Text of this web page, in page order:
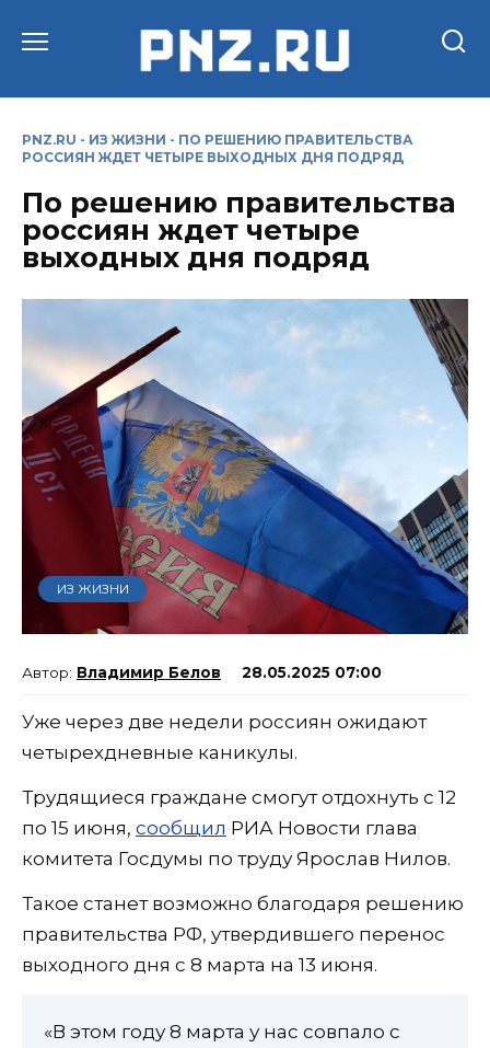
PNZ.RU - ИЗ ЖИЗНИ - ПО РЕШЕНИЮ ПРАВИТЕЛЬСТВА
РОССИЯН ЖДЕТ ЧЕТЫРЕ ВЫХОДНЫХ ДНЯ ПОДРЯД
По решению правительства
россиян ждет четыре
выходных дня подряд
ИЗ ЖИЗНИ
Владимир Белов 28.05.2025 07:00
Уже через две недели россиян ожидают
четырехдневные каникулы.
Трудящиеся граждане смогут отдохнуть с 12
по 15 июня, сообщил РИА Новости глава
комитета Госдумы по труду Ярослав Нилов.
Такое станет возможно благодаря решению
правительства РФ, утвердившего перенос
выходного дня с 8 марта на 13 июня.
«В этом году 8 марта у нас совпало с